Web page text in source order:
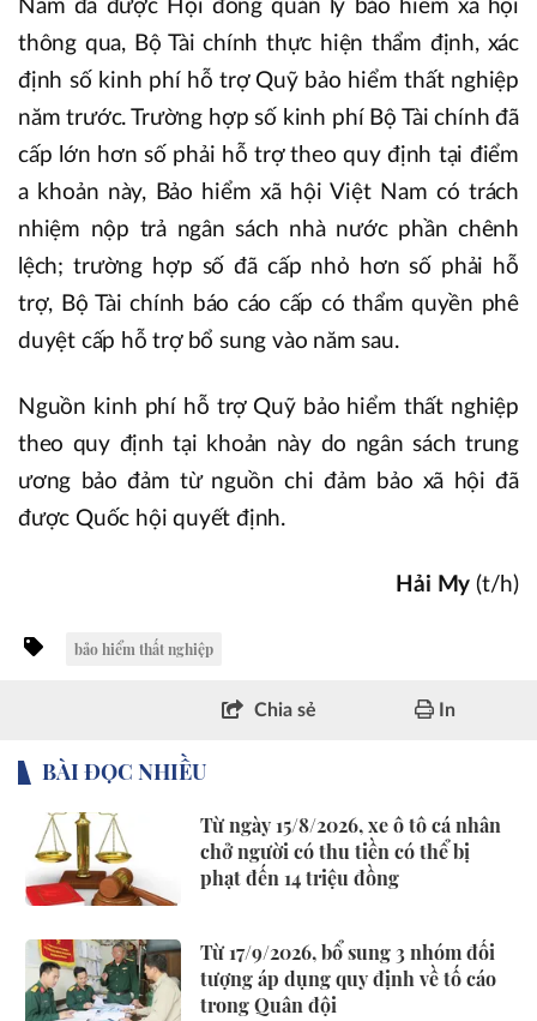
Nam đã được Hội đồng quản lý bảo hiểm xã hội
thông qua, Bộ Tài chính thực hiện thẩm định, xác
định số kinh phí hỗ trợ Quỹ bảo hiểm thất nghiệp
năm trước. Trường hợp số kinh phí Bộ Tài chính đã
cấp lớn hơn số phải hỗ trợ theo quy định tại điểm
a khoản này, Bảo hiểm xã hội Việt Nam có trách
nhiệm nộp trả ngân sách nhà nước phần chênh
lệch; trường hợp số đã cấp nhỏ hơn số phải hỗ
trợ, Bộ Tài chính báo cáo cấp có thẩm quyền phê
duyệt cấp hỗ trợ bổ sung vào năm sau.
Nguồn kinh phí hỗ trợ Quỹ bảo hiểm thất nghiệp
theo quy định tại khoản này do ngân sách trung
ương bảo đảm từ nguồn chi đảm bảo xã hội đã
được Quốc hội quyết định.
Hải My (t/h)
bảo hiểm thất nghiệp
Chia sẻ In
BÀI ĐỌC NHIỀU
Từ ngày 15/8/2026, xe ô tô cá nhân
chở người có thu tiền có thể bị
phạt đến 14 triệu đồng
Từ 17/9/2026, bổ sung 3 nhóm đối
tượng áp dụng quy định về tố cáo
trong Quân đội